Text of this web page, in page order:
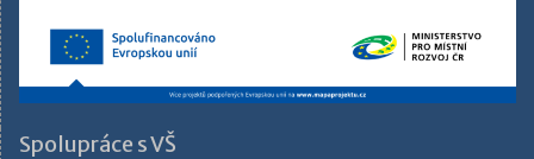
Spolupráce s VŠ